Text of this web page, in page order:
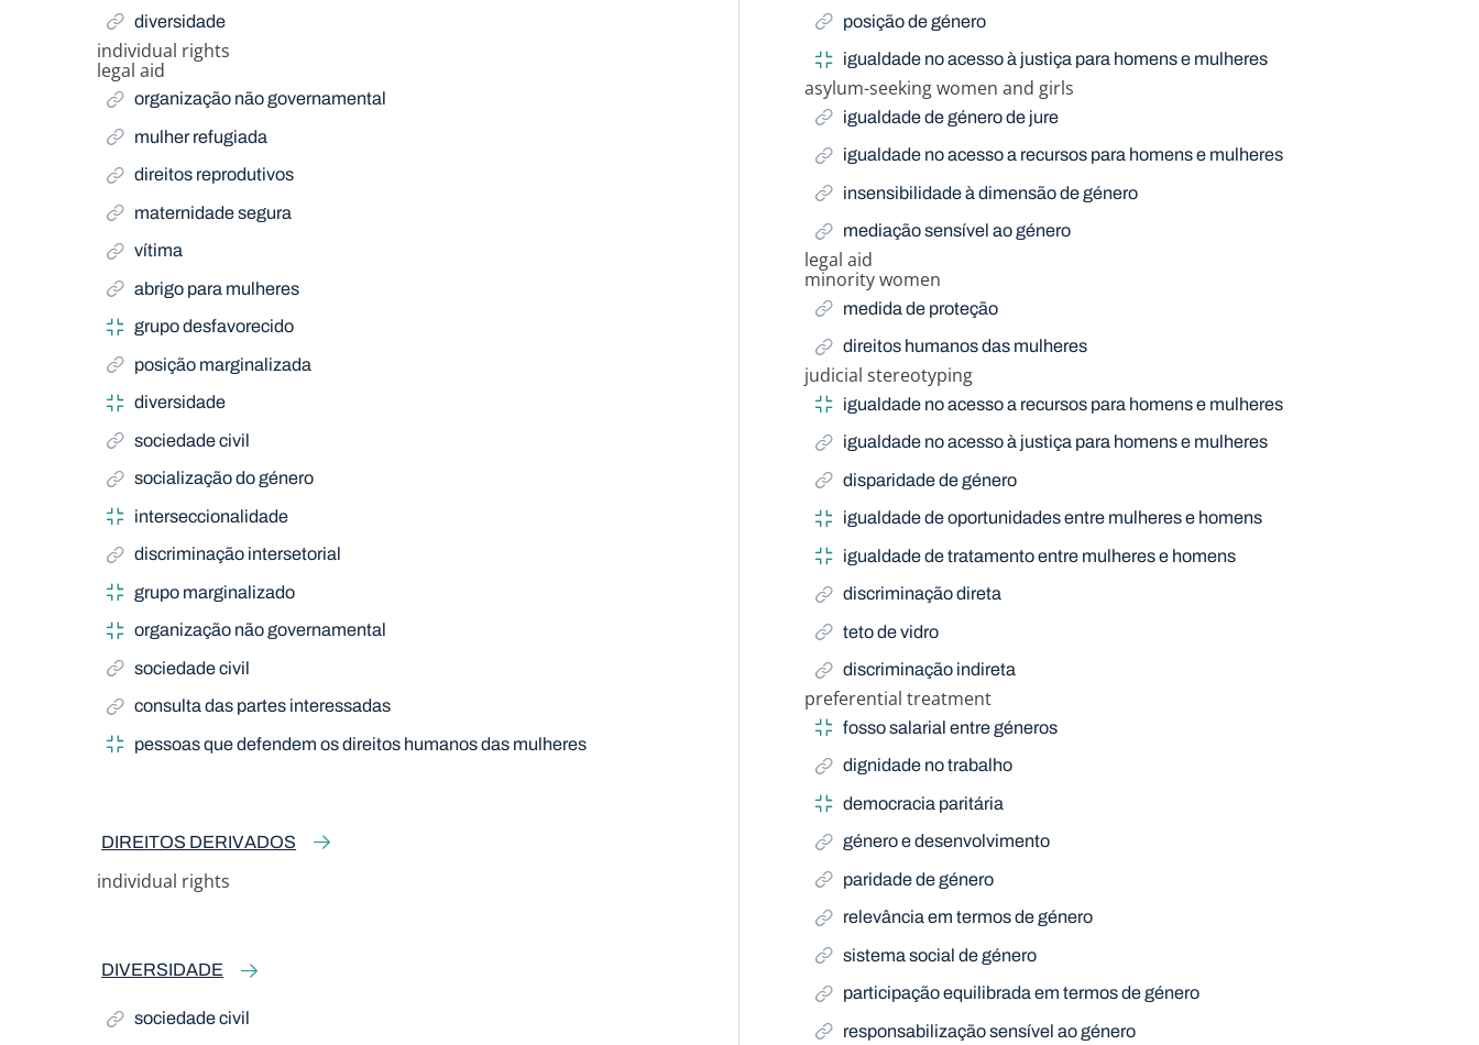
diversidade
individual rights
Related Term
legal aid
Related Term
organização não governamental
mulher refugiada
direitos reprodutivos
maternidade segura
vítima
abrigo para mulheres
grupo desfavorecido
posição marginalizada
diversidade
sociedade civil
socialização do género
interseccionalidade
discriminação intersetorial
grupo marginalizado
organização não governamental
sociedade civil
consulta das partes interessadas
pessoas que defendem os direitos humanos das mulheres
DIREITOS DERIVADOS
individual rights
DIVERSIDADE
sociedade civil
posição de género
igualdade no acesso à justiça para homens e mulheres
asylum-seeking women and girls
Related Term
igualdade de género de jure
igualdade no acesso a recursos para homens e mulheres
insensibilidade à dimensão de género
mediação sensível ao género
legal aid
Related Term
minority women
Related Term
medida de proteção
direitos humanos das mulheres
judicial stereotyping
Related Term
igualdade no acesso a recursos para homens e mulheres
igualdade no acesso à justiça para homens e mulheres
disparidade de género
igualdade de oportunidades entre mulheres e homens
igualdade de tratamento entre mulheres e homens
discriminação direta
teto de vidro
discriminação indireta
preferential treatment
Related Term
fosso salarial entre géneros
dignidade no trabalho
democracia paritária
género e desenvolvimento
paridade de género
relevância em termos de género
sistema social de género
participação equilibrada em termos de género
responsabilização sensível ao género